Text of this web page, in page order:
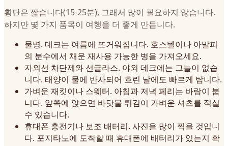
횡단은 짧습니다(15-25분), 그래서 많이 필요하지 않습니다.
하지만 몇 가지 품목이 여행을 더 좋게 만듭니다.
물병. 데크는 여름에 뜨거워집니다. 호스텔이나 아말피
의 분수에서 채운 재사용 가능한 병을 가져오세요.
자외선 차단제와 선글라스. 야외 데크에는 그늘이 없습
니다. 태양이 물에 반사되어 흐린 날에도 빠르게 탑니다.
가벼운 재킷이나 스웨터. 아침과 저녁 페리는 바람이 붑
니다. 앞쪽에 앉으면 바닷물 튀김이 가벼운 셔츠를 적실
수 있습니다.
휴대폰 충전기나 보조 배터리. 사진을 많이 찍을 것입니
다. 포지타노에 도착할 때 휴대폰에 배터리가 있는지 확